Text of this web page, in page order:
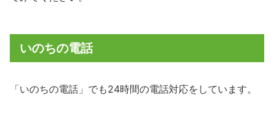
いのちの電話
「いのちの電話」でも24時間の電話対応をしています。